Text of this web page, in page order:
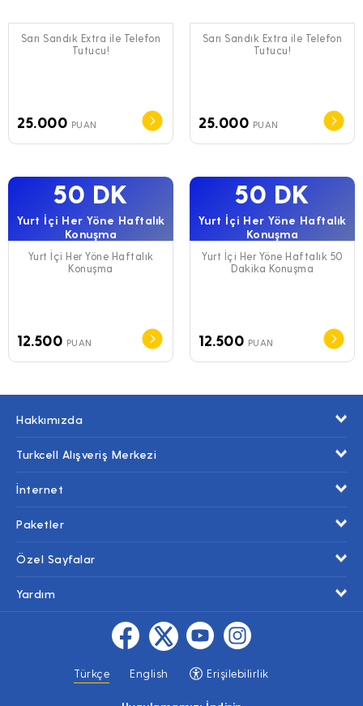
Sarı Sandık Extra ile Telefon
Tutucu!
25.000 PUAN
Sarı Sandık Extra ile Telefon
Tutucu!
25.000 PUAN
50 DK
Yurt İçi Her Yöne Haftalık
Konuşma
Yurt İçi Her Yöne Haftalık
Konuşma
12.500 PUAN
50 DK
Yurt İçi Her Yöne Haftalık
Konuşma
Yurt İçi Her Yöne Haftalık 50
Dakika Konuşma
12.500 PUAN
Hakkımızda
Turkcell Alışveriş Merkezi
İnternet
Paketler
Özel Sayfalar
Yardım
Türkçe English Erişilebilirlik